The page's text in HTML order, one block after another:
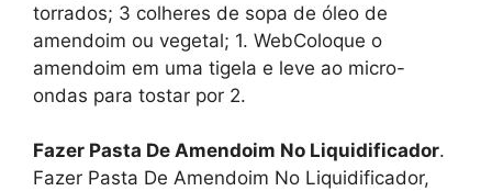
torrados; 3 colheres de sopa de óleo de
amendoim ou vegetal; 1. WebColoque o
amendoim em uma tigela e leve ao micro-
ondas para tostar por 2.
Fazer Pasta De Amendoim No Liquidificador.
Fazer Pasta De Amendoim No Liquidificador,